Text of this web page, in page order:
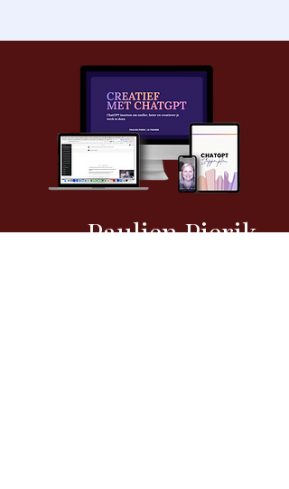
Over Paulien Pierik